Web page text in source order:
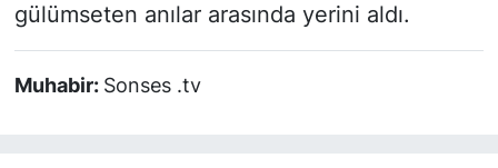
gülümseten anılar arasında yerini aldı.
Muhabir: Sonses .tv